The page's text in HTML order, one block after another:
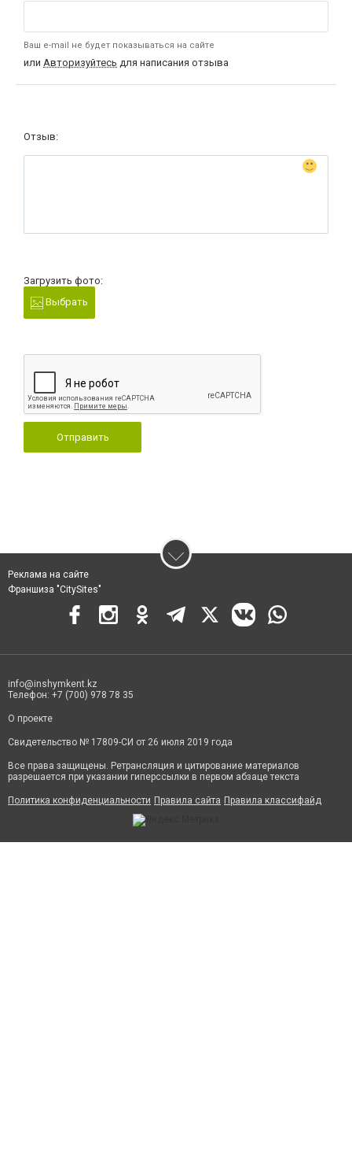
Ваш e-mail не будет показываться на сайте
или Авторизуйтесь для написания отзыва
Отзыв:
Загрузить фото:
Выбрать
Отправить
Реклама на сайте
Франшиза "CitySites"
info@inshymkent.kz
Телефон: +7 (700) 978 78 35
О проекте
Свидетельство № 17809-СИ от 26 июля 2019 года
Все права защищены. Ретрансляция и цитирование материалов
разрешается при указании гиперссылки в первом абзаце текста
Политика конфиденциальности Правила сайта Правила классифайд